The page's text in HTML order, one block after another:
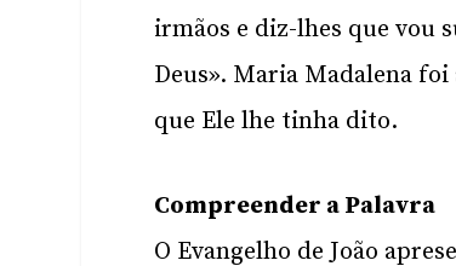
irmãos e diz-lhes que vou
Deus». Maria Madalena
que Ele lhe tinha dito.
Compreender a Palavra
O Evangelho de João